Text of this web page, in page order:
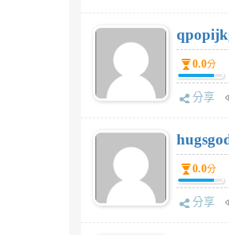
0.0分
分享
0.0分
分享